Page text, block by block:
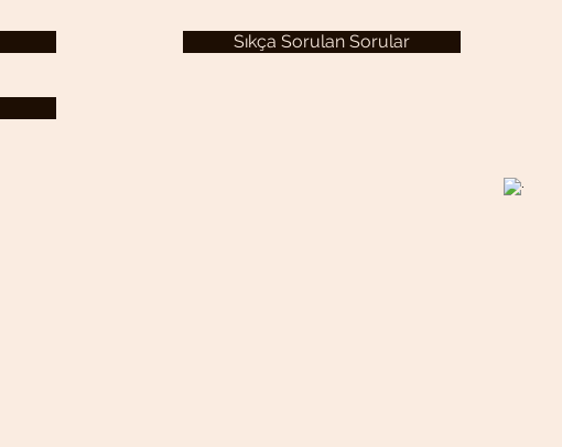
Sıkça Sorulan Sorular